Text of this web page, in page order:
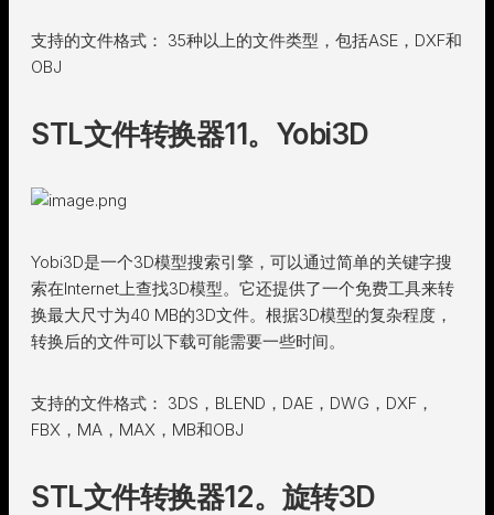
支持的文件格式： 35种以上的文件类型，包括ASE，DXF和
OBJ
STL文件转换器11。Yobi3D
Yobi3D是一个3D模型搜索引擎，可以通过简单的关键字搜
索在Internet上查找3D模型。它还提供了一个免费工具来转
换最大尺寸为40 MB的3D文件。根据3D模型的复杂程度，
转换后的文件可以下载可能需要一些时间。
支持的文件格式： 3DS，BLEND，DAE，DWG，DXF，
FBX，MA，MAX，MB和OBJ
STL文件转换器12。旋转3D